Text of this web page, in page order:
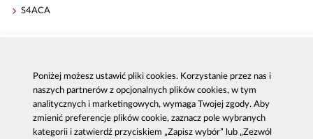
S4ACA
Strategie antykorupcyjne
Platforma e-learningowa
Delegatury CBA
Zgłoś korupcję
Dla mediów
Sygnaliści - zgłoszenia zewnętrzne
Poniżej możesz ustawić pliki cookies. Korzystanie przez nas i
naszych partnerów z opcjonalnych plików cookies, w tym
analitycznych i marketingowych, wymaga Twojej zgody. Aby
zmienić preferencje plików cookie, zaznacz pole wybranych
kategorii i zatwierdź przyciskiem „Zapisz wybór” lub „Zezwól